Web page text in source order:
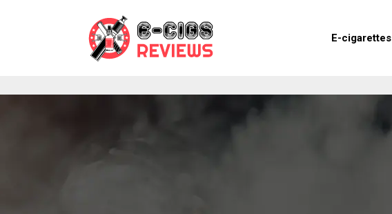
E-cigarettes